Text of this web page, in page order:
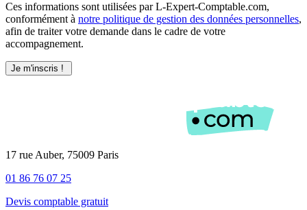
Ces informations sont utilisées par L-Expert-Comptable.com,
conformément à notre politique de gestion des données personnelles,
afin de traiter votre demande dans le cadre de votre
accompagnement.
17 rue Auber, 75009 Paris
01 86 76 07 25
Devis comptable gratuit